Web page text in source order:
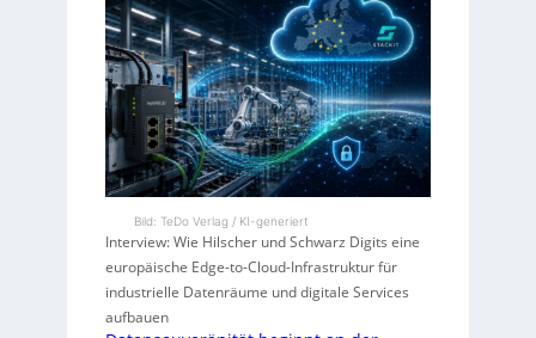
Bild: TeDo Verlag / KI-generiert
Interview: Wie Hilscher und Schwarz Digits eine
europäische Edge-to-Cloud-Infrastruktur für
industrielle Datenräume und digitale Services
aufbauen